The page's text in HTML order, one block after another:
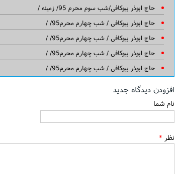
حاج ابوذر بیوکافی/شب سوم محرم 95/ زمینه /
حاج ابوذر بیوکافی / شب چهارم محرم95/ /
حاج ابوذر بیوکافی / شب چهارم محرم95/ /
حاج ابوذر بیوکافی / شب چهارم محرم95/ /
حاج ابوذر بیوکافی / شب چهارم محرم95/ /
افزودن دیدگاه جدید
نام شما
نظر *